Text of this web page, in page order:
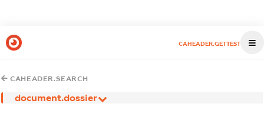
CAHEADER.GETTEST
CAHEADER.SEARCH
document.dossier